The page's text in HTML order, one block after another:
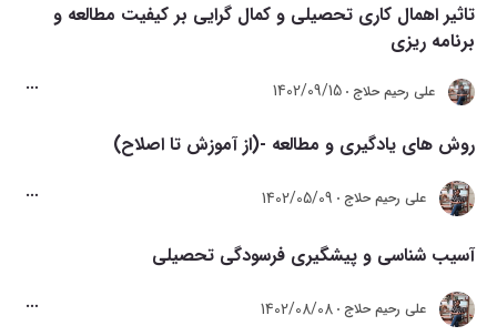
تاثیر اهمال کاری تحصیلی و کمال گرایی بر کیفیت مطالعه و
برنامه ریزی
علی رحیم حلاج 1402/09/15
روش های یادگیری و مطالعه -(از آموزش تا اصلاح)
علی رحیم حلاج 1402/05/09
آسیب شناسی و پیشگیری فرسودگی تحصیلی‌
علی رحیم حلاج 1402/08/08